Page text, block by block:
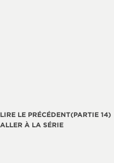
LIRE LE PRÉCÉDENT(PARTIE 14)
ALLER À LA SÉRIE